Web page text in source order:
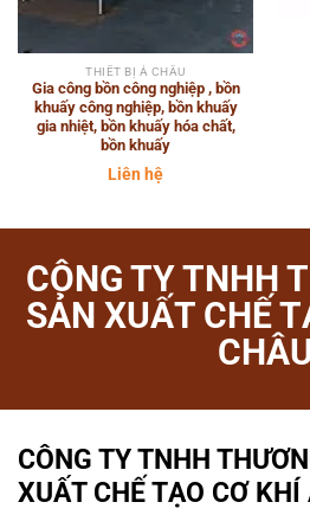
THIẾT BỊ Á CHÂU
Gia công bồn công nghiệp , bồn
khuấy công nghiệp, bồn khuấy
gia nhiệt, bồn khuấy hóa chất,
bồn khuấy
Liên hệ
CÔNG TY TNHH
SẢN XUẤT CHẾ
CHÂU
CÔNG TY TNHH
XUẤT CHẾ TẠO CƠ KHÍ